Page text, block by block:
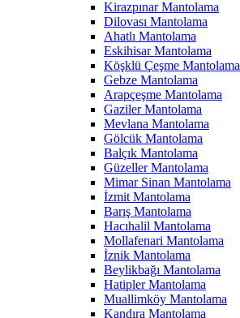
Kirazpınar Mantolama
Dilovası Mantolama
Ahatlı Mantolama
Eskihisar Mantolama
Köşklü Çeşme Mantolama
Gebze Mantolama
Arapçeşme Mantolama
Gaziler Mantolama
Mevlana Mantolama
Gölcük Mantolama
Balçık Mantolama
Güzeller Mantolama
Mimar Sinan Mantolama
İzmit Mantolama
Barış Mantolama
Hacıhalil Mantolama
Mollafenari Mantolama
İznik Mantolama
Beylikbağı Mantolama
Hatipler Mantolama
Muallimköy Mantolama
Kandıra Mantolama